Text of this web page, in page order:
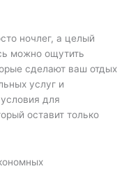
ночлег, а целый
можно ощутить
сделают ваш отдых
услуг и
для
оставит только